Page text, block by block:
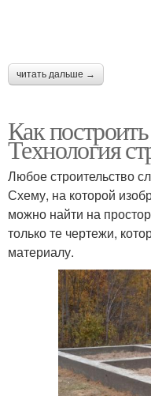
Погреба из
канализационных
Деревенский погреб
Наземный погреб
читать дальше →
Как
Технология
Любое строительство
Схему, на которой
можно найти на
только те чертежи,
материалу.